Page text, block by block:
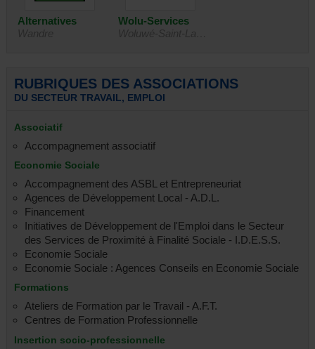
Alternatives
Wolu-Services
de Développement
Schaerbeek
Job Contacts
Oupeye
Mission régionale
pour l'emploi des
de Namur et
Dinant
Namur
Erquelinnes
RUBRIQUES DES ASSOCIATIONS
DU SECTEUR TRAVAIL, EMPLOI
Associatif
Accompagnement associatif
Economie Sociale
Accompagnement des ASBL et Entrepreneuriat
Agences de Développement Local - A.D.L.
Financement
Initiatives de Développement de l'Emploi dans le Secteur
des Services de Proximité à Finalité Sociale - I.D.E.S.S.
Economie Sociale
Economie Sociale : Agences Conseils en Economie Sociale
Formations
Ateliers de Formation par le Travail - A.F.T.
Centres de Formation Professionnelle
Insertion socio-professionnelle